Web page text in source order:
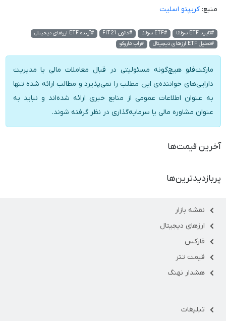
منبع:کریپتو اسلیت
#تایید ETF سولانا #ETF سولانا #قانون FIT21
#آینده ETF ارزهای دیجیتال
#تحلیل ETF ارزهای دیجیتال
#راب ماروکو
مارکت‌فلو هیچ‌گونه مسئولیتی در قبال معاملات مالی یا مدیریت
دارایی‌های خواننده‌ی این مطلب را نمی‌پذیرد و مطالب ارائه شده تنها
به عنوان اطلاعات عمومی از منابع خبری ارائه شده‌اند و نباید به
عنوان مشاوره مالی یا سرمایه‌گذاری در نظر گرفته شوند.
آخرین قیمت‌ها
پربازدیدترین‌ها
نقشه بازار
ارزهای دیجیتال
فارکس
قیمت تتر
هشدار نهنگ
تبلیغات